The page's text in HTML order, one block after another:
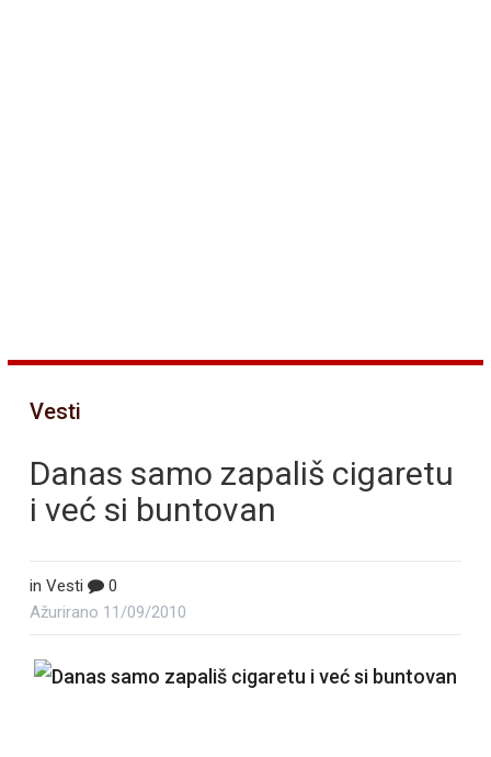
Vesti
Danas samo zapališ cigaretu
i već si buntovan
in Vesti
0
Ažurirano 11/09/2010